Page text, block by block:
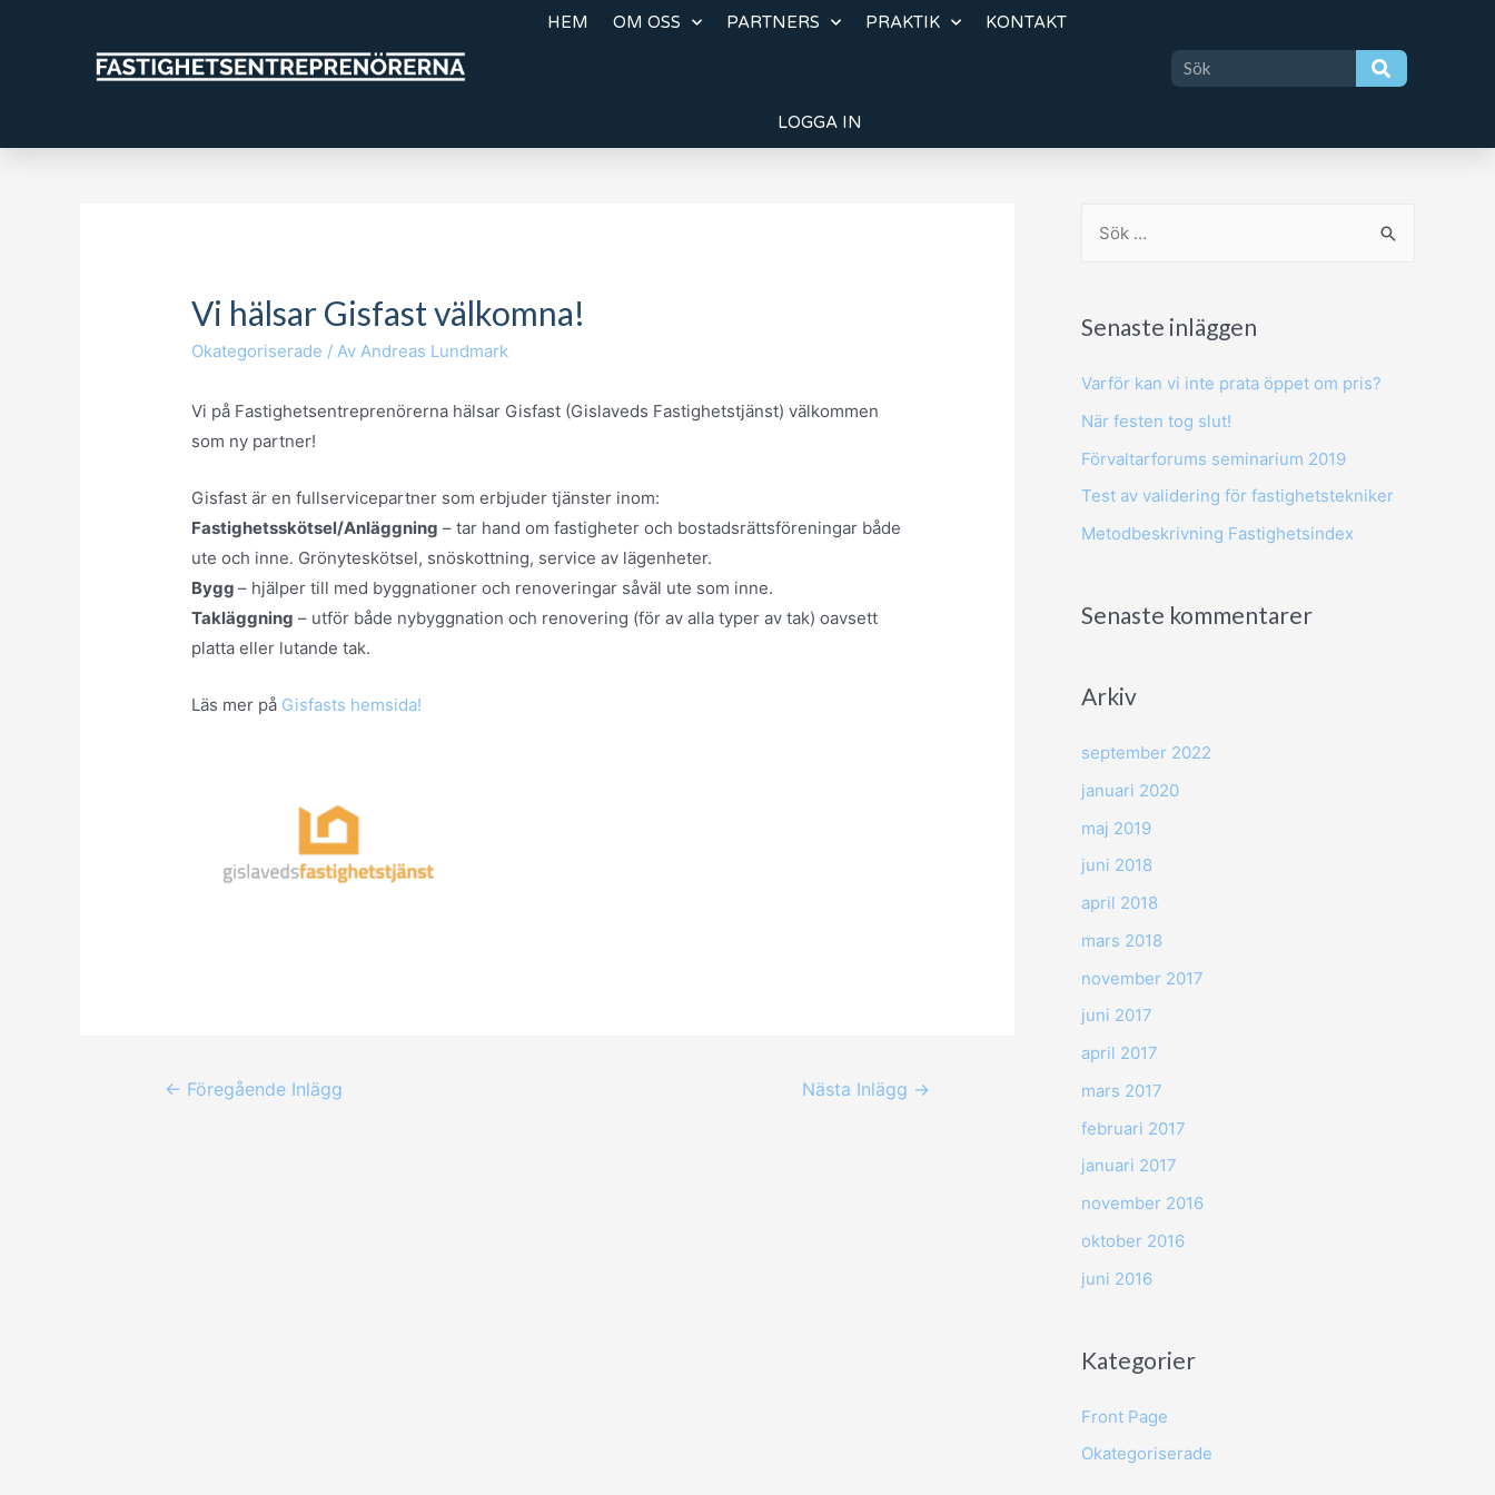
HEM OM OSS PARTNERS PRAKTIK KONTAKT
LOGGA IN
Vi hälsar Gisfast välkomna!
Okategoriserade / Av Andreas Lundmark
Vi på Fastighetsentreprenörerna hälsar Gisfast (Gislaveds Fastighetstjänst) välkommen
som ny partner!
Gisfast är en fullservicepartner som erbjuder tjänster inom:
Fastighetsskötsel/Anläggning – tar hand om fastigheter och bostadsrättsföreningar både
ute och inne. Grönyteskötsel, snöskottning, service av lägenheter.
Bygg– hjälper till med byggnationer och renoveringar såväl ute som inne.
Takläggning – utför både nybyggnation och renovering (för av alla typer av tak) oavsett
platta eller lutande tak.
Läs mer på Gisfasts hemsida!
← Föregående Inlägg Nästa Inlägg →
Senaste inläggen
Varför kan vi inte prata öppet om pris?
När festen tog slut!
Förvaltarforums seminarium 2019
Test av validering för fastighetstekniker
Metodbeskrivning Fastighetsindex
Senaste kommentarer
Arkiv
september 2022
januari 2020
maj 2019
juni 2018
april 2018
mars 2018
november 2017
juni 2017
april 2017
mars 2017
februari 2017
januari 2017
november 2016
oktober 2016
juni 2016
Kategorier
Front Page
Okategoriserade